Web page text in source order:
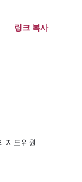
링크 복사
지도위원